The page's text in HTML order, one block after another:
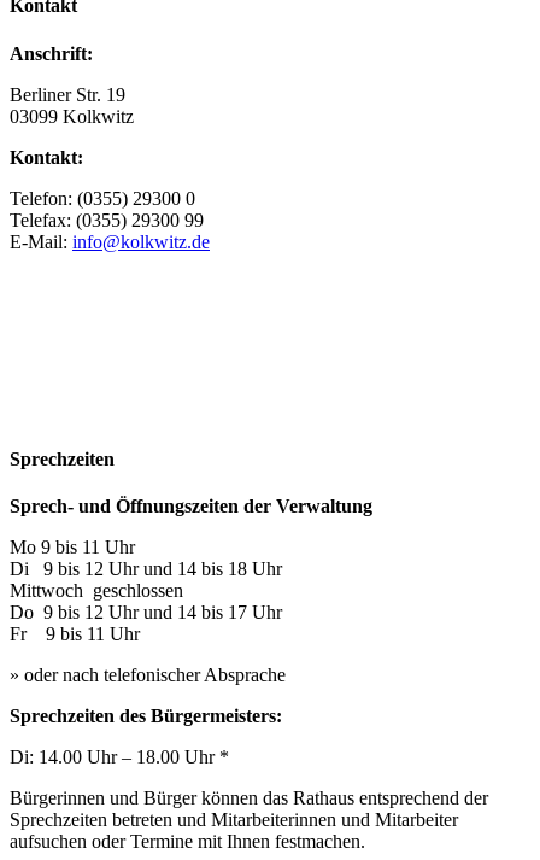
Kontakt
Anschrift:
Berliner Str. 19
03099 Kolkwitz
Kontakt:
Telefon: (0355) 29300 0
Telefax: (0355) 29300 99
E-Mail: info@kolkwitz.de
Sprechzeiten
Sprech- und Öffnungszeiten der Verwaltung
Mo 9 bis 11 Uhr
Di 9 bis 12 Uhr und 14 bis 18 Uhr
Mittwoch geschlossen
Do 9 bis 12 Uhr und 14 bis 17 Uhr
Fr 9 bis 11 Uhr
» oder nach telefonischer Absprache
Sprechzeiten des Bürgermeisters:
Di: 14.00 Uhr – 18.00 Uhr *
Bürgerinnen und Bürger können das Rathaus entsprechend der
Sprechzeiten betreten und Mitarbeiterinnen und Mitarbeiter
aufsuchen oder Termine mit Ihnen festmachen.